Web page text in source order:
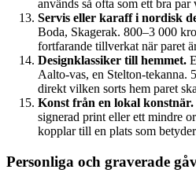
används så ofta som ett bra par
Servis eller karaff i nordisk
Boda, Skagerak. 800–3 000
fortfarande tillverkat när paret
Designklassiker till hemmet.
Aalto-vas, en Stelton-tekanna.
direkt vilken sorts hem paret
Konst från en lokal konstnär.
signerad print eller ett mindre
kopplar till en plats som
Personliga och graverade